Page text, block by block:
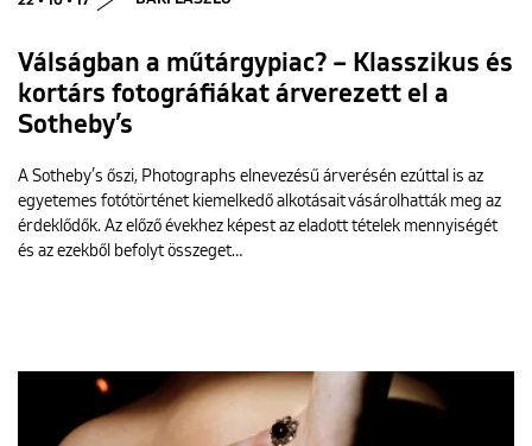
Válságban a műtárgypiac? – Klasszikus és
kortárs fotográfiákat árverezett el a
Sotheby’s
A Sotheby’s őszi, Photographs elnevezésű árverésén ezúttal is az
egyetemes fotótörténet kiemelkedő alkotásait vásárolhatták meg az
érdeklődők. Az előző évekhez képest az eladott tételek mennyiségét
és az ezekből befolyt összeget…